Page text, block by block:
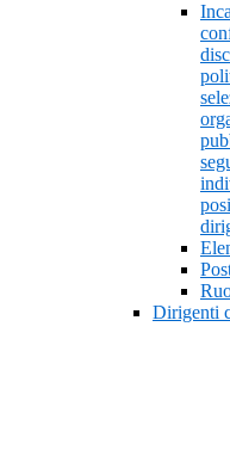
Dirigenti